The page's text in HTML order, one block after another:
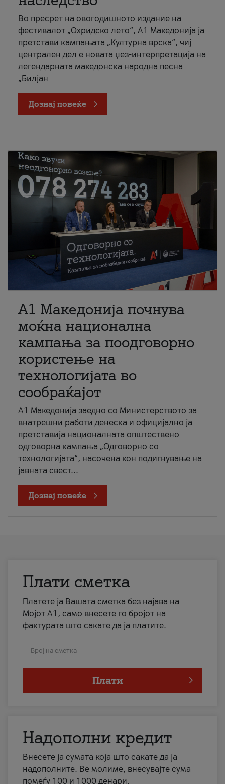
Во пресрет на овогодишното издание на
фестивалот „Охридско лето“, А1 Македонија ја
претстави кампањата „Културна врска“, чиј
централен дел е новата џез-интерпретација на
легендарната македонска народна песна
„Билјан
Дознај повеќе
A1 Македонија почнува
моќна национална
кампања за поодговорно
користење на
технологијата во
сообраќајот
A1 Македонија заедно со Министерството за
внатрешни работи денеска и официјално ја
претставија националната општествено
одговорна кампања „Одговорно со
технологијата“, насочена кон подигнување на
јавната свест...
Дознај повеќе
Плати сметка
Платете ја Вашата сметка без најава на
Мојот А1, само внесете го бројот на
фактурата што сакате да ја платите.
Број на сметка
Плати
Надополни кредит
Внесете ја сумата која што сакате да ја
надополните. Ве молиме, внесувајте сума
помеѓу 100 и 1000 денари.